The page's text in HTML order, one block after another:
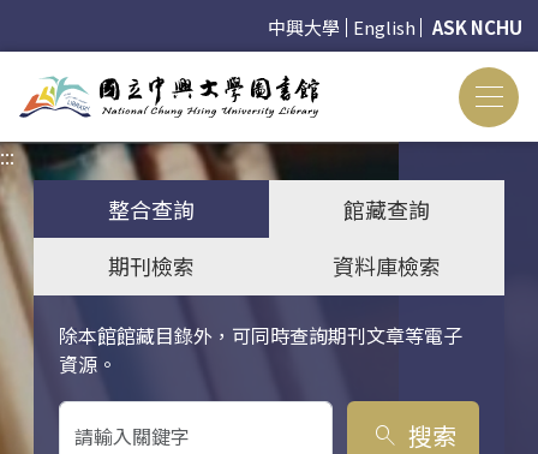
中興大學 English ASK NCHU
:::
整合查詢
館藏查詢
期刊檢索
資料庫檢索
除本館館藏目錄外，可同時查詢期刊文章等電子
資源。
關鍵字搜尋
search 搜索